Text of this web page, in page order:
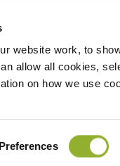
website work, to
allow all cookies,
on how we use
Preferences
busser og
å levere den
til
Ansvarsfraskrivelse